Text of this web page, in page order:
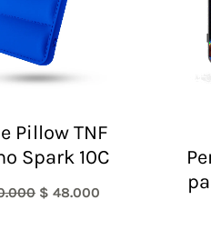
Pillow TNF
Spark 10C
$ 48.000